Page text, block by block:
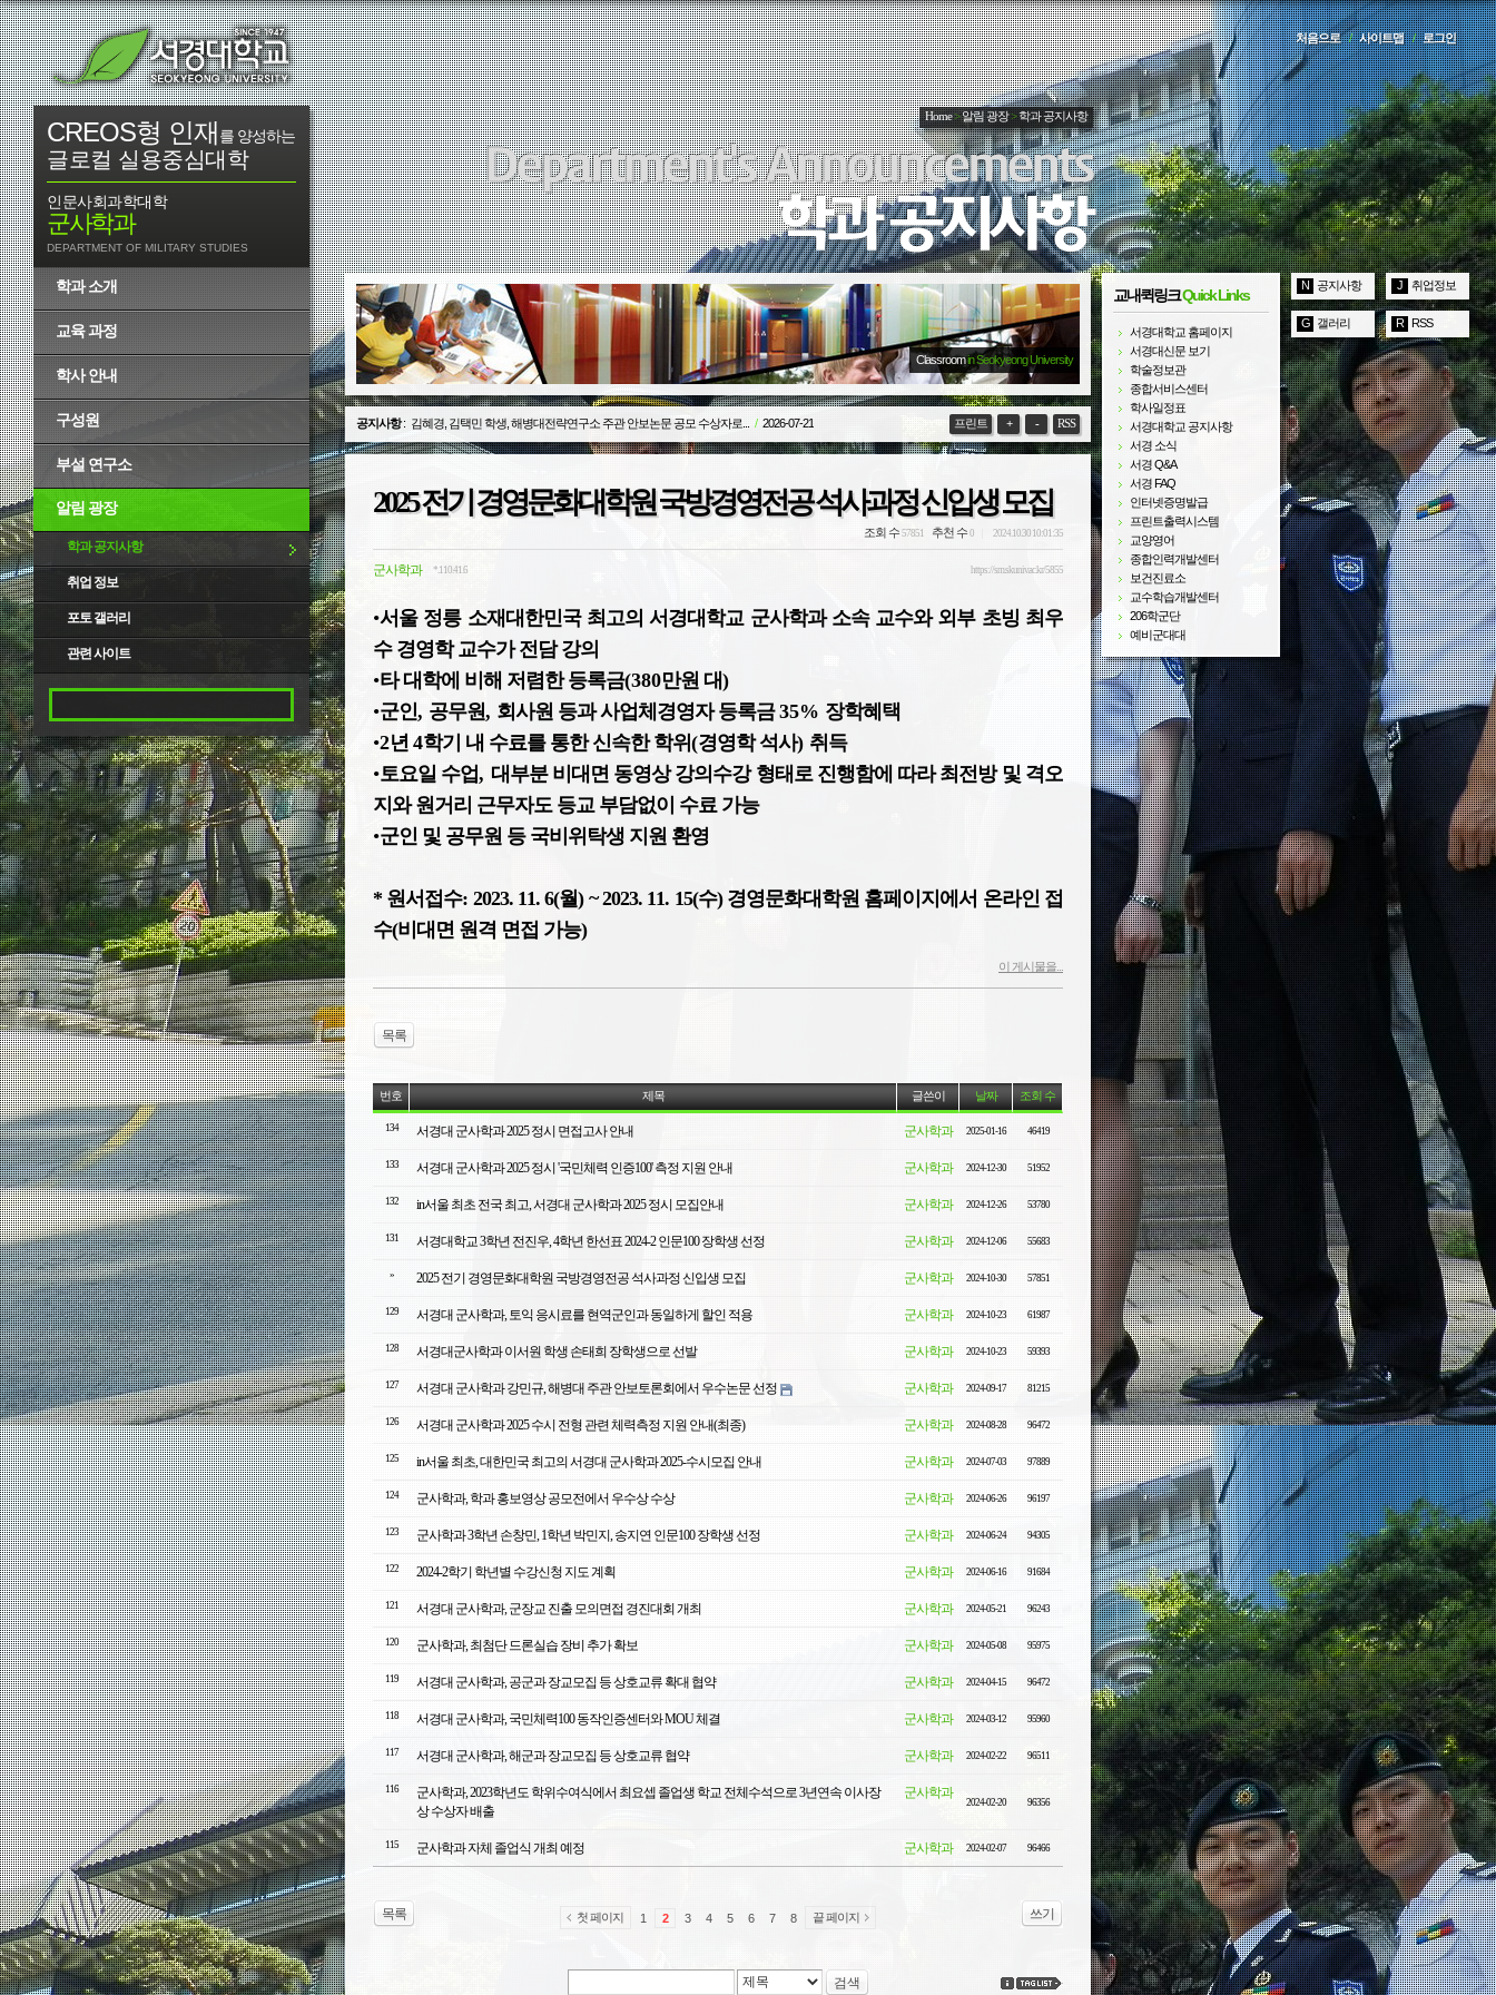
처음으로 / 사이트맵 / 로그인
CREOS형 인재 를 양성하는
글로컬 실용중심대학
인문사회과학대학
군사학과
DEPARTMENT OF MILITARY STUDIES
학과 소개
교육 과정
학사 안내
구성원
부설 연구소
알림 광장
학과 공지사항
취업 정보
포토 갤러리
관련 사이트
Home>알림 광장>학과 공지사항
Classroomin Seokyeong University
공지사항: 김혜경, 김택민 학생, 해병대전략연구소 주관 안보논문 공모 수상자로... / 2026-07-21 RSS
-
+
프린트
2025 전기 경영문화대학원 국방경영전공 석사과정 신입생 모집
조회 수 57851 추천 수0 2024.10.30 10:01:35
군사학과 *.110.41.6 https://sm.skuniv.ac.kr/5855
•서울 정릉 소재대한민국 최고의 서경대학교 군사학과 소속 교수와 외부 초빙 최우
수 경영학 교수가 전담 강의
•타 대학에 비해 저렴한 등록금(380만원 대)
•군인, 공무원, 회사원 등과 사업체경영자 등록금35% 장학혜택
•2년 4학기 내 수료를 통한 신속한 학위(경영학 석사) 취득
•토요일 수업, 대부분 비대면 동영상 강의수강 형태로 진행함에 따라 최전방 및 격오
지와 원거리 근무자도 등교 부담없이 수료 가능
•군인 및 공무원 등 국비위탁생 지원 환영
* 원서접수: 2023. 11. 6(월) ~ 2023. 11. 15(수) 경영문화대학원 홈페이지에서 온라인 접
수(비대면 원격 면접 가능)
이 게시물을...
목록
번호 제목 글쓴이 날짜 조회 수
134 서경대 군사학과 2025 정시 면접고사 안내 군사학과 2025-01-16 46419
133 서경대 군사학과 2025 정시 '국민체력 인증100' 측정 지원 안내 군사학과 2024-12-30 51952
132 in서울 최초 전국 최고, 서경대 군사학과 2025 정시 모집안내 군사학과 2024-12-26 53780
131 서경대학교 3학년 전진우, 4학년 한선표 2024-2 인문100 장학생 선정 군사학과 2024-12-06 55683
» 2025 전기 경영문화대학원 국방경영전공 석사과정 신입생 모집 군사학과 2024-10-30 57851
129 서경대 군사학과, 토익 응시료를 현역군인과 동일하게 할인 적용 군사학과 2024-10-23 61987
128 서경대군사학과 이서원 학생 손태희 장학생으로 선발 군사학과 2024-10-23 59393
127 서경대 군사학과 강민규, 해병대 주관 안보토론회에서 우수논문 선정 군사학과 2024-09-17 81215
126 서경대 군사학과 2025 수시 전형 관련 체력측정 지원 안내(최종) 군사학과 2024-08-28 96472
125 in서울 최초, 대한민국 최고의 서경대 군사학과 2025-수시모집 안내 군사학과 2024-07-03 97889
124 군사학과, 학과 홍보영상 공모전에서 우수상 수상 군사학과 2024-06-26 96197
123 군사학과 3학년 손창민, 1학년 박민지, 송지연 인문100 장학생 선정 군사학과 2024-06-24 94305
122 2024-2학기 학년별 수강신청 지도 계획 군사학과 2024-06-16 91684
121 서경대 군사학과, 군장교 진출 모의면접 경진대회 개최 군사학과 2024-05-21 96243
120 군사학과, 최첨단 드론실습 장비 추가 확보 군사학과 2024-05-08 95975
119 서경대 군사학과, 공군과 장교모집 등 상호교류 확대 협약 군사학과 2024-04-15 96472
118 서경대 군사학과, 국민체력100 동작인증센터와 MOU 체결 군사학과 2024-03-12 95960
117 서경대 군사학과, 해군과 장교모집 등 상호교류 협약 군사학과 2024-02-22 96511
116
군사학과, 2023학년도 학위수여식에서 최요셉 졸업생 학교 전체수석으로 3년연속 이사장
상 수상자 배출
군사학과
2024-02-20 96356
115 군사학과 자체 졸업식 개최 예정 군사학과 2024-02-07 96466
목록 쓰기
첫 페이지 1 2 3 4 5 6 7 8 끝 페이지
검색
교내퀵링크Quick Links
서경대학교 홈페이지
서경대신문 보기
학술정보관
종합서비스센터
학사일정표
서경대학교 공지사항
서경 소식
서경 Q&A
서경 FAQ
인터넷증명발급
프린트출력시스템
교양영어
종합인력개발센터
보건진료소
교수학습개발센터
206학군단
예비군대대
N 공지사항 J 취업정보
G 갤러리 R RSS